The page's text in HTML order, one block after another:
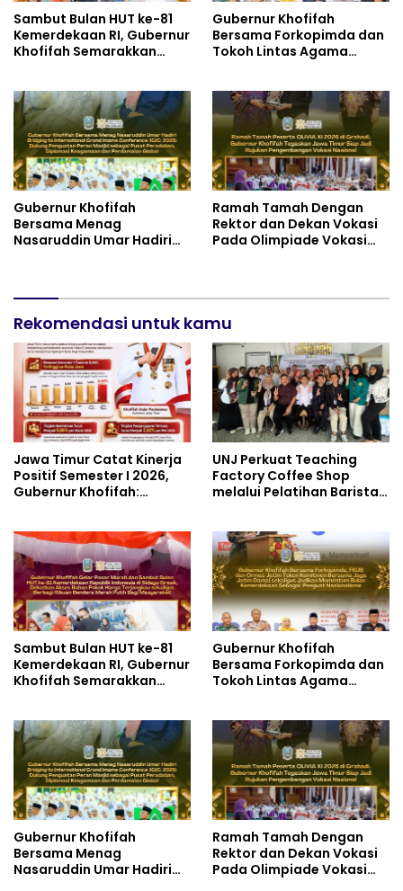
Sambut Bulan HUT ke-81
Kemerdekaan RI, Gubernur
Khofifah Semarakkan
Bendera Merah Putih Bagi
Masyarakat
Gubernur Khofifah
Bersama Forkopimda dan
Tokoh Lintas Agama
serta Semangat
Kebangsaan
Gubernur Khofifah
Bersama Menag
Nasaruddin Umar Hadiri
2026: Dukung Penguatan
Peran Masjid sebagai
Diplomasi Keagamaan
dan Perdamaian Global
Ramah Tamah Dengan
Rektor dan Dekan Vokasi
Pada Olimpiade Vokasi
Timur Siap Jadi Pusat
Pengembangan Vokasi
Rekomendasi untuk kamu
Jawa Timur Catat Kinerja
Positif Semester I 2026,
Gubernur Khofifah:
UNJ Perkuat Teaching
Factory Coffee Shop
melalui Pelatihan Barista
Cimahi
Sambut Bulan HUT ke-81
Kemerdekaan RI, Gubernur
Khofifah Semarakkan
Bendera Merah Putih Bagi
Masyarakat
Gubernur Khofifah
Bersama Forkopimda dan
Tokoh Lintas Agama
serta Semangat
Kebangsaan
Gubernur Khofifah
Bersama Menag
Nasaruddin Umar Hadiri
Ramah Tamah Dengan
Rektor dan Dekan Vokasi
Pada Olimpiade Vokasi